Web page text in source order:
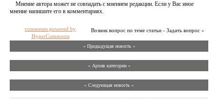
Мнение автора может не совпадать с мнением редакции. Если у Вас иное
мнение напишите его в комментариях.
Возник вопрос по теме статьи - Задать вопрос »
comments powered by
HyperComments
« Предыдущая новость «
» Архив категории «
» Следующая новость »